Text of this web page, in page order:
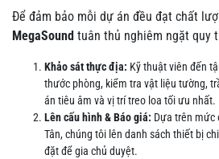
Để đảm bảo mỗi dự án đều đạt chất
MegaSound tuân thủ nghiêm ngặt quy
Khảo sát thực địa: Kỹ thuật viên đến
thước phòng, kiểm tra vật liệu tường,
án tiêu âm và vị trí treo loa tối ưu nhất.
Lên cấu hình & Báo giá: Dựa trên mức
Tân, chúng tôi lên danh sách thiết bị
đặt để gia chủ duyệt.